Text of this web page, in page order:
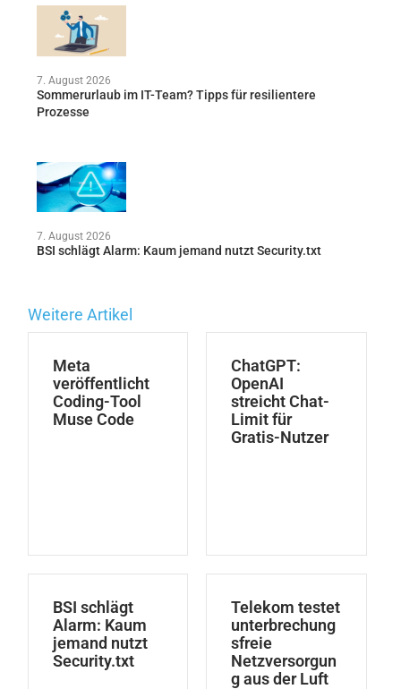
7. August 2026
Sommerurlaub im IT-Team? Tipps für resilientere
Prozesse
7. August 2026
BSI schlägt Alarm: Kaum jemand nutzt Security.txt
Weitere Artikel
Meta
veröffentlicht
Coding-Tool
Muse Code
ChatGPT:
OpenAI
streicht Chat-
Limit für
Gratis-Nutzer
BSI schlägt
Alarm: Kaum
jemand nutzt
Security.txt
Telekom testet
unterbrechung
sfreie
Netzversorgun
g aus der Luft